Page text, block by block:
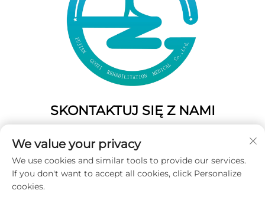
SKONTAKTUJ SIĘ Z NAMI
Chiny
Tel.:+86-19859128239
E-mail:
We value your privacy
We use cookies and similar tools to provide our services.
If you don't want to accept all cookies, click Personalize
cookies.